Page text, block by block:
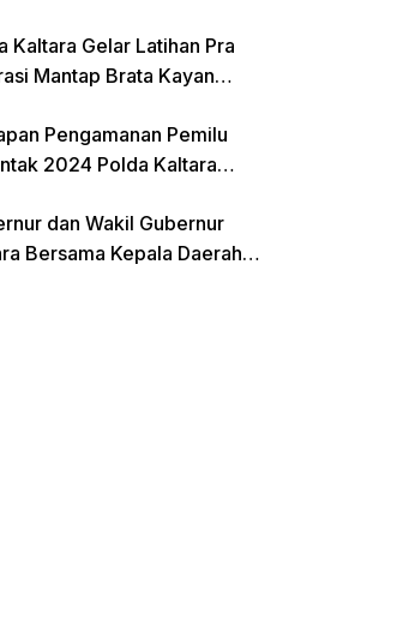
Kaltara Gelar Latihan Pra
Mantap Brata Kayan
Pengamanan Pemilu
2024 Polda Kaltara
dan Wakil Gubernur
Bersama Kepala Daerah